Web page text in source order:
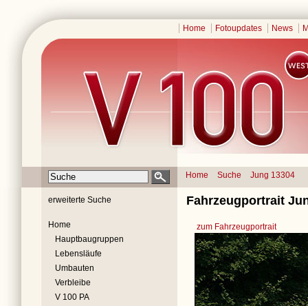
Home Fotoupdates News
Home Suche Jung 13304
erweiterte Suche
Home
Hauptbaugruppen
Lebensläufe
Umbauten
Verbleibe
V 100 PA
Fahrzeugportrait
zum Fahrzeugportrait